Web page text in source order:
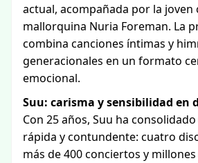
actual, acompañada por la joven
mallorquina Nuria Foreman. La
combina canciones íntimas y
generacionales en un formato
emocional.
Suu: carisma y sensibilidad en
Con 25 años, Suu ha
rápida y contundente: cuatro
más de 400 conciertos y